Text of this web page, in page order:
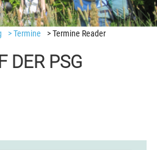
> Termine > Termine Reader
DER PSG